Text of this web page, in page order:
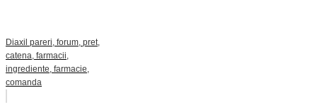
Diaxil pareri, forum, pret,
catena, farmacii,
ingrediente, farmacie,
comanda